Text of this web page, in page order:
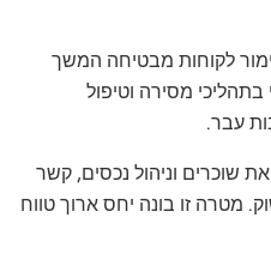
לקוחות מבטיחה המשך
בתהליכי מסירה וטיפול
עבר.
שוכרים וניהול נכסים, קשר
מטרה זו בונה יחס ארוך טווח